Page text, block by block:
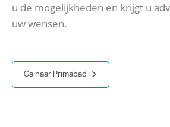
u de mogelijkheden en krijgt u
uw wensen.
Ga naar Primabad